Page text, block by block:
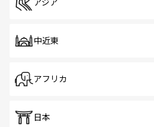
アジア
中近東
アフリカ
日本